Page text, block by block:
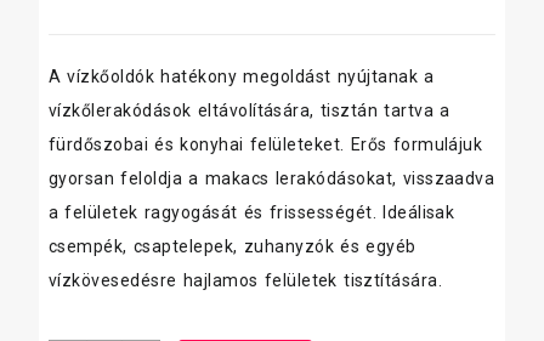
A vízkőoldók hatékony megoldást nyújtanak a
vízkőlerakódások eltávolítására, tisztán tartva a
fürdőszobai és konyhai felületeket. Erős formulájuk
gyorsan feloldja a makacs lerakódásokat, visszaadva
a felületek ragyogását és frissességét. Ideálisak
csempék, csaptelepek, zuhanyzók és egyéb
vízkövesedésre hajlamos felületek tisztítására.